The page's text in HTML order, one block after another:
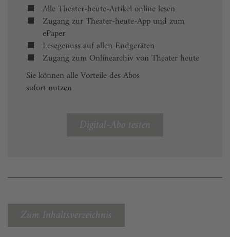
Alle Theater-heute-Artikel online lesen
Zugang zur Theater-heute-App und zum
ePaper
Lesegenuss auf allen Endgeräten
Zugang zum Onlinearchiv von Theater heute
Sie können alle Vorteile des Abos
sofort nutzen
Digital-Abo testen
Zum Inhaltsverzeichnis